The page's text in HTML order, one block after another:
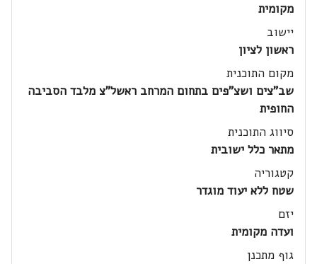
מקומית
יישוב
ראשון לציון
מקום התוכנית
שב"צים ושצ"פים בתחום המרחב ראשל"צ מלבד הסביבה
החופית
סיווג התוכנית
מתאר כלל ישובית
קטגוריה
שטח ללא יעוד מוגדר
יזם
ועדה מקומית
גוף מתכנן